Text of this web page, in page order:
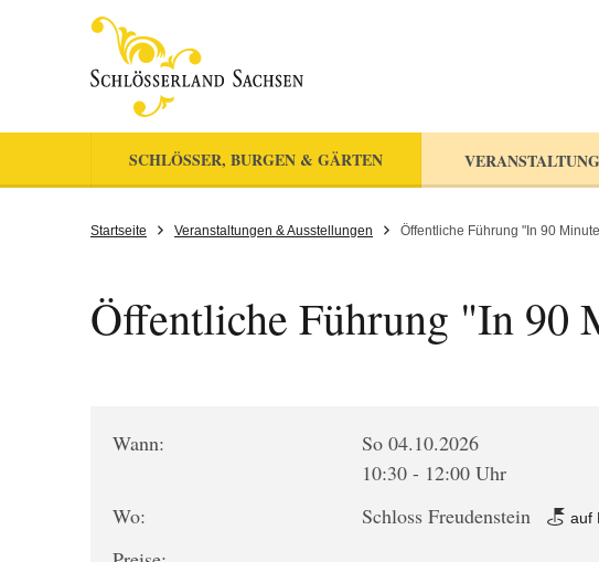
SCHLÖSSER, BURGEN & GÄRTEN
Startseite Veranstaltungen & Ausstellungen Öffentliche Führung "In 90
Öffentliche Führung "In 90
Wann:
So 04.10.2026
10:30 - 12:00 Uhr
Wo:
Schloss Freudenstein auf